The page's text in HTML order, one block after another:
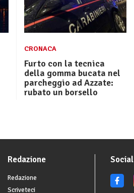
CRONACA
Furto con la tecnica
della gomma bucata nel
parcheggio ad Azzate:
rubato un borsello
Redazione
Redazione
Scriveteci
Social